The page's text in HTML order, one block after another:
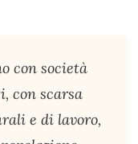
con società
con scarsa
e di lavoro,